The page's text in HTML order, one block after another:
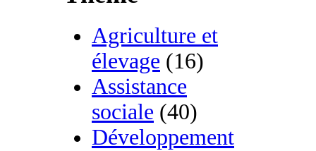
Agriculture et
élevage (16)
Assistance
sociale (40)
Développement